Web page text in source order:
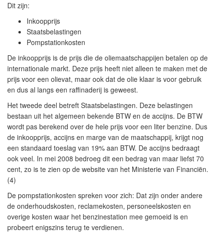
Dit zijn:
Inkoopprijs
Staatsbelastingen
Pompstationkosten
De inkoopprijs is de prijs die de oliemaatschappijen betalen op de
internationale markt. Deze prijs heeft niet alleen te maken met de
prijs voor een olievat, maar ook dat de olie klaar is voor gebruik
en dus al langs een raffinaderij is geweest.
Het tweede deel betreft Staatsbelastingen. Deze belastingen
bestaan uit het algemeen bekende BTW en de accijns. De BTW
wordt pas berekend over de hele prijs voor een liter benzine. Dus
de inkoopprijs, accijns en marge van de maatschappij, krijgt nog
een standaard toeslag van 19% aan BTW. De accijns bedraagt
ook veel. In mei 2008 bedroeg dit een bedrag van maar liefst 70
cent, zo is te zien op de website van het Ministerie van Financiën.
(4)
De pompstationkosten spreken voor zich: Dat zijn onder andere
de onderhoudskosten, reclamekosten, personeelskosten en
overige kosten waar het benzinestation mee gemoeid is en
probeert enigszins terug te verdienen.